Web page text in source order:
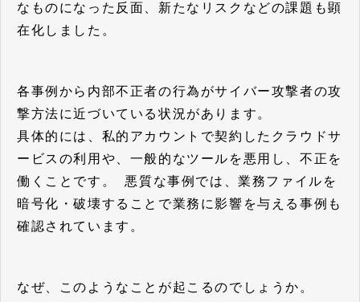
なものになった反面、新たなリスクなどの課題も顕
在化しました。
各事例から内部不正者の行為がサイバー攻撃者の攻
撃方法に近づいている状況があります。
具体的には、私的アカウントで契約したクラウドサ
ービスの利用や、一般的なツールを悪用し、不正を
働くことです。 悪質な事例では、業務ファイルを
暗号化・破壊することで業務に影響を与える事例も
確認されています。
なぜ、このようなことが起こるのでしょうか。